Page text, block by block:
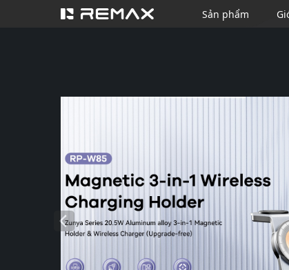
Sản phẩm